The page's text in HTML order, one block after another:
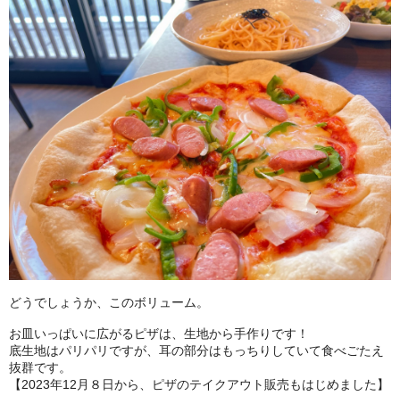
どうでしょうか、このボリューム。
お皿いっぱいに広がるピザは、生地から手作りです！
底生地はパリパリですが、耳の部分はもっちりしていて食べごたえ
抜群です。
【2023年12月８日から、ピザのテイクアウト販売もはじめました】